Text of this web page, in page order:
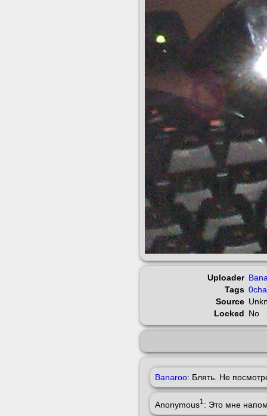
Uploader
Tags
Source
Locked No
Banaroo: Блять. Не
Anonymous1 : Это мне